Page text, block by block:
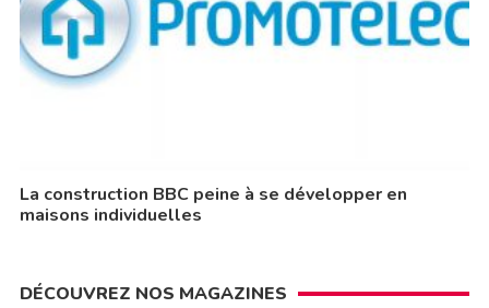
La construction BBC peine à se développer en
maisons individuelles
DÉCOUVREZ NOS MAGAZINES